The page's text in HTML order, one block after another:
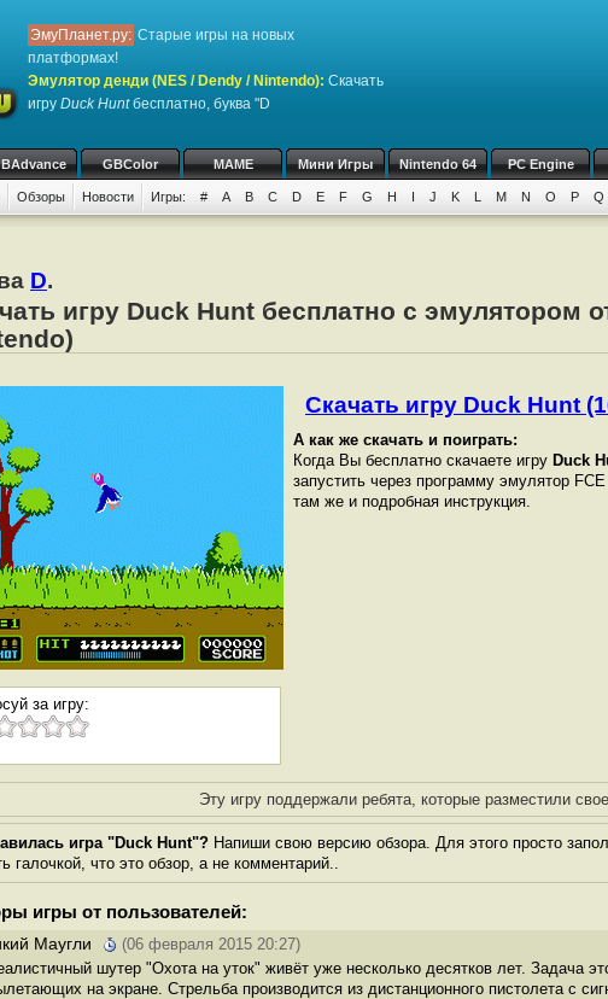
ЭмуПланет.ру: Старые игры на новых
платформах!
Эмулятор денди (NES / Dendy / Nintendo): Скачать
игру Duck Huntбесплатно, буква "D
GBColor MAME Мини Игры Nintendo 64 PC Engine
Обзоры Новости Игры: # A B C D E F G H I J K L M N O P Q
D.
игру Duck Hunt бесплатно с эмулятором
за игру:
Скачать игру Duck Hunt
А как же скачать и поиграть:
Когда Вы бесплатно скачаете игру Duck
запустить через программу эмулятор
там же и подробная инструкция.
Эту игру поддержали ребята, которые разместили
игра "Duck Hunt"? Напиши свою версию обзора. Для этого просто
галочкой, что это обзор, а не комментарий..
игры от пользователей:
Маугли
(06 февраля 2015 20:27)
шутер "Охота на уток" живёт уже несколько десятков лет. Задача
на экране. Стрельба производится из дистанционного пистолета с